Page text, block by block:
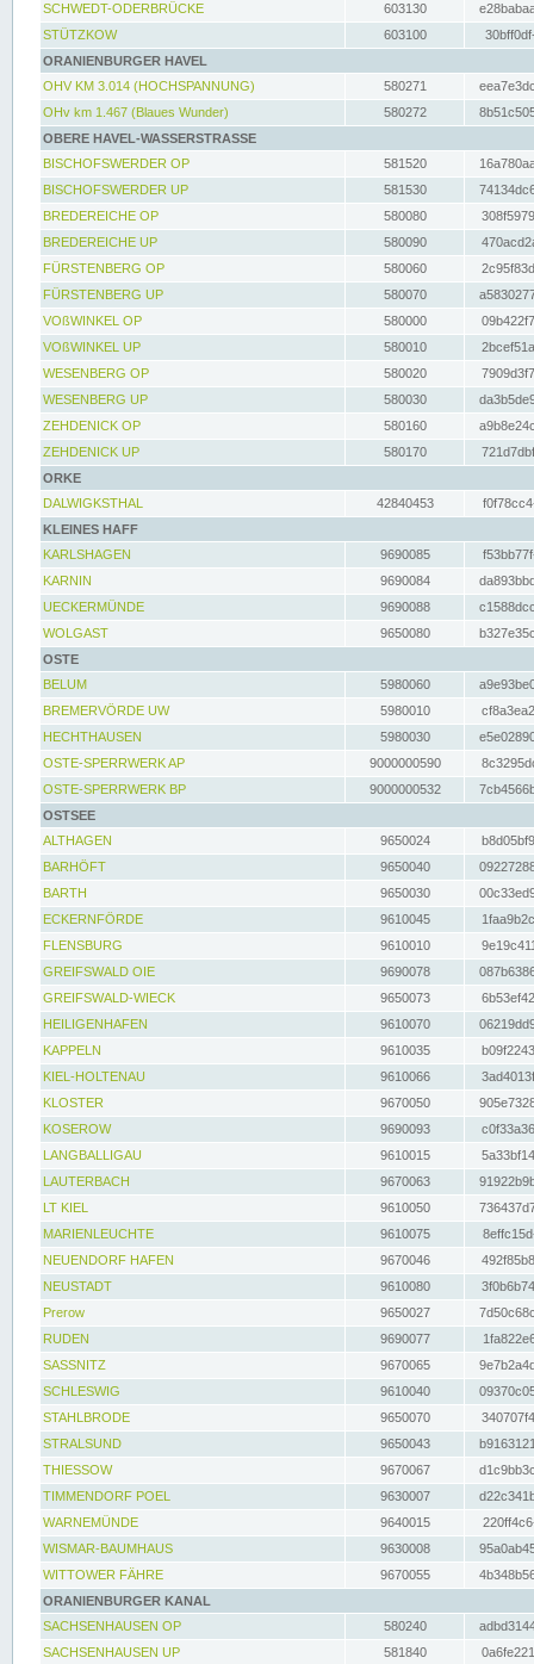
SCHWEDT-ODERBRÜCKE
603130
STÜTZKOW
603100
ORANIENBURGER HAVEL
OHV KM 3.014 (HOCHSPANNUNG)
580271
OHv km 1.467 (Blaues Wunder)
580272
OBERE HAVEL-WASSERSTRASSE
BISCHOFSWERDER OP
581520
BISCHOFSWERDER UP
581530
BREDEREICHE OP
580080
BREDEREICHE UP
580090
FÜRSTENBERG OP
580060
FÜRSTENBERG UP
580070
VOßWINKEL OP
580000
VOßWINKEL UP
580010
WESENBERG OP
580020
WESENBERG UP
580030
ZEHDENICK OP
580160
ZEHDENICK UP
580170
ORKE
DALWIGKSTHAL
42840453
KLEINES HAFF
KARLSHAGEN
9690085
KARNIN
9690084
UECKERMÜNDE
9690088
WOLGAST
9650080
OSTE
BELUM
5980060
BREMERVÖRDE UW
5980010
HECHTHAUSEN
5980030
OSTE-SPERRWERK AP
9000000590
OSTE-SPERRWERK BP
9000000532
OSTSEE
ALTHAGEN
9650024
BARHÖFT
9650040
BARTH
9650030
ECKERNFÖRDE
9610045
FLENSBURG
9610010
GREIFSWALD OIE
9690078
GREIFSWALD-WIECK
9650073
HEILIGENHAFEN
9610070
KAPPELN
9610035
KIEL-HOLTENAU
9610066
KLOSTER
9670050
KOSEROW
9690093
LANGBALLIGAU
9610015
LAUTERBACH
9670063
LT KIEL
9610050
MARIENLEUCHTE
9610075
NEUENDORF HAFEN
9670046
NEUSTADT
9610080
Prerow
9650027
RUDEN
9690077
SASSNITZ
9670065
SCHLESWIG
9610040
STAHLBRODE
9650070
STRALSUND
9650043
THIESSOW
9670067
TIMMENDORF POEL
9630007
WARNEMÜNDE
9640015
WISMAR-BAUMHAUS
9630008
WITTOWER FÄHRE
9670055
ORANIENBURGER KANAL
SACHSENHAUSEN OP
580240
SACHSENHAUSEN UP
581840